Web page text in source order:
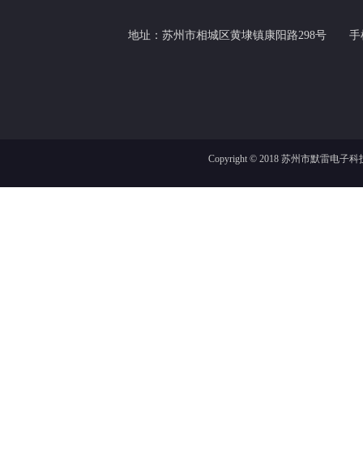
地址：苏州市相城区黄埭镇康阳路298号
Copyright © 2018 苏州市默雷电子科